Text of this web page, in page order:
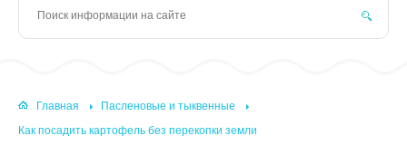
Главная
Пасленовые и тыквенные
Как посадить картофель без перекопки земли